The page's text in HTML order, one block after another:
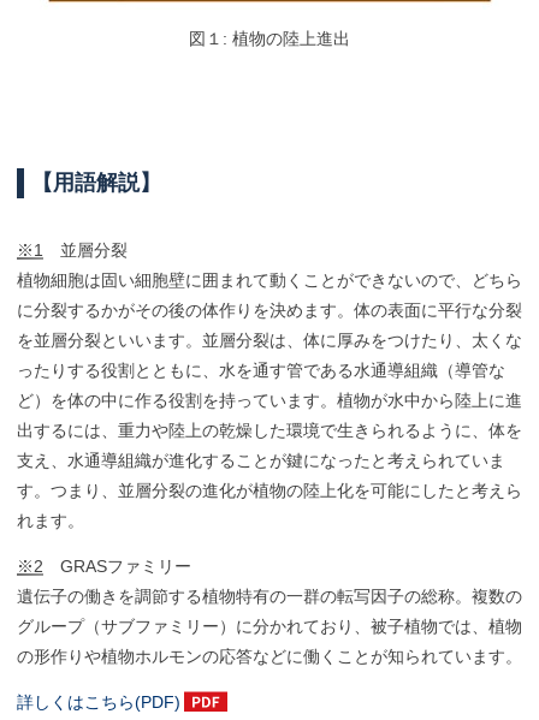
図１: 植物の陸上進出
【 用語解説】
※1
並層分裂
植物細胞は固い細胞壁に囲まれて動くことができないので、どちら
に分裂するかがその後の体作りを決めます。体の表面に平行な分裂
を並層分裂といいます。並層分裂は、体に厚みをつけたり、太くな
ったりする役割とともに、水を通す管である水通導組織（導管な
ど）を体の中に作る役割を持っています。植物が水中から陸上に進
出するには、重力や陸上の乾燥した環境で生きられるように、体を
支え、水通導組織が進化することが鍵になったと考えられていま
す。つまり、並層分裂の進化が植物の陸上化を可能にしたと考えら
れます。
※2 GRASファミリー
遺伝子の働きを調節する植物特有の一群の転写因子の総称。複数の
グループ（サブファミリー）に分かれており、被子植物では、植物
の形作りや植物ホルモンの応答などに働くことが知られています。
詳しくはこちら(PDF)